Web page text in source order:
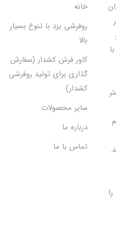
خانه
روفرشی یزد با تنوع بسیار
بالا
کاور فرش کشدار (سفارش
گذاری برای تولید روفرشی
کشدار)
سایر محصولات
درباره ما
تماس با ما